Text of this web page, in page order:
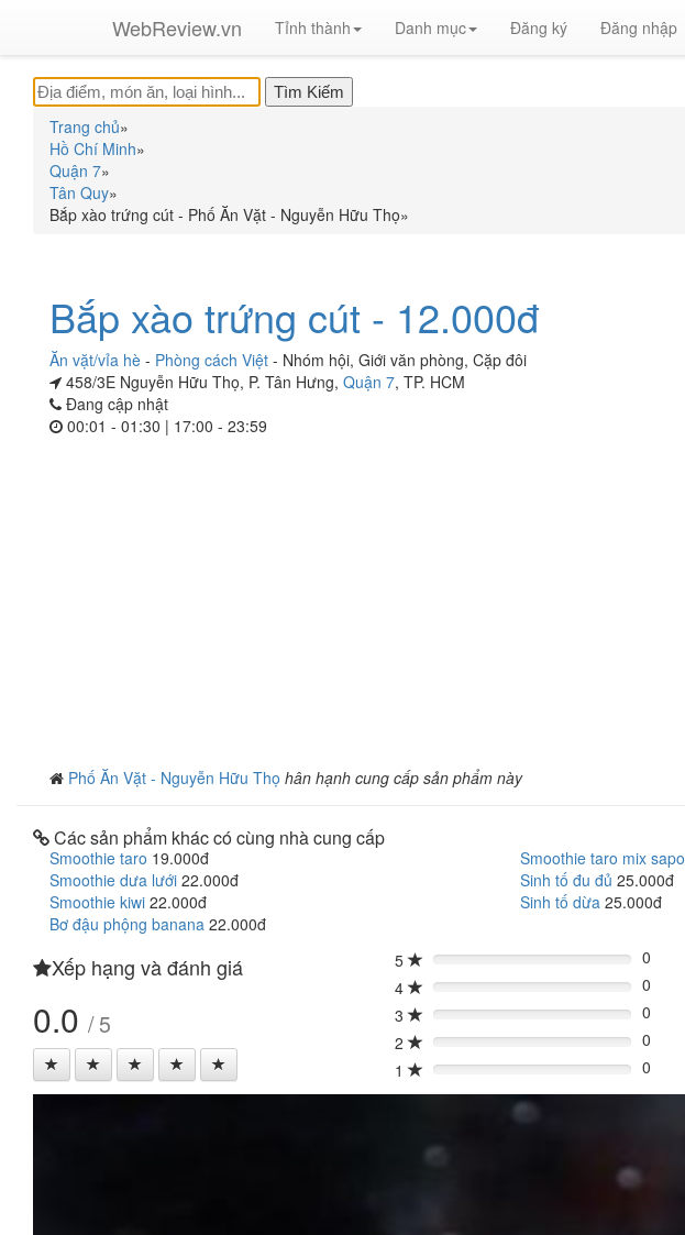
WebReview.vn Tỉnh thành Danh mục Đăng ký Đăng nhập
Trang chủ»
Hồ Chí Minh»
Quận 7»
Tân Quy»
Bắp xào trứng cút - Phố Ăn Vặt - Nguyễn Hữu Thọ»
Bắp xào trứng cút - 12.000đ
Ăn vặt/vỉa hè - Phòng cách Việt - Nhóm hội, Giới văn phòng, Cặp đôi
458/3E Nguyễn Hữu Thọ, P. Tân Hưng, Quận 7, TP. HCM
Đang cập nhật
00:01 - 01:30 | 17:00 - 23:59
Phố Ăn Vặt - Nguyễn Hữu Thọ hân hạnh cung cấp sản phẩm này
Các sản phẩm khác có cùng nhà cung cấp
Smoothie taro 19.000đ Smoothie taro mix sapo
Smoothie dưa lưới 22.000đ Sinh tố đu đủ 25.000đ
Smoothie kiwi 22.000đ Sinh tố dừa 25.000đ
Bơ đậu phộng banana 22.000đ
Xếp hạng và đánh giá
0.0 / 5
5 0%
0
4
0%
0
3
0%
0
2
0%
0
1
0% 0